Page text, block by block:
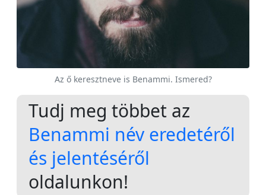
Az ő keresztneve is Benammi. Ismered?
Tudj meg többet az
Benammi név eredetéről
és jelentéséről
oldalunkon!